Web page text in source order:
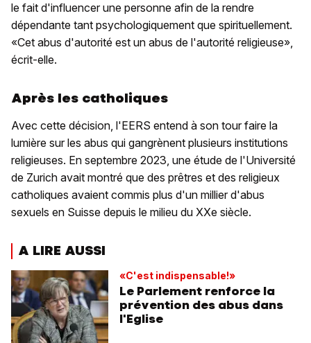
le fait d'influencer une personne afin de la rendre
dépendante tant psychologiquement que spirituellement.
«Cet abus d'autorité est un abus de l'autorité religieuse»,
écrit-elle.
Après les catholiques
Avec cette décision, l'EERS entend à son tour faire la
lumière sur les abus qui gangrènent plusieurs institutions
religieuses. En septembre 2023, une étude de l'Université
de Zurich avait montré que des prêtres et des religieux
catholiques avaient commis plus d'un millier d'abus
sexuels en Suisse depuis le milieu du XXe siècle.
A LIRE AUSSI
«C'est indispensable!»
Le Parlement renforce la
prévention des abus dans
l'Eglise